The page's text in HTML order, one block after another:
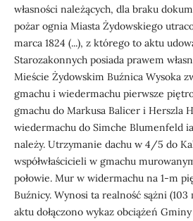
własności należących, dla braku
pożar ognia Miasta Żydowskiego
marca 1824 (...), z którego to aktu
Starozakonnych posiada prawem
Mieście Żydowskim Buźnica Wysoka
gmachu i wiedermachu pierwsze
gmachu do Markusa Balicer i Herszla
wiedermachu do Simche Blumenfeld
należy. Utrzymanie dachu w 4/5 do
współwłaścicieli w gmachu
połowie. Mur w widermachu na 1-m
Buźnicy. Wynosi ta realność sążni
aktu dołączono wykaz obciążeń